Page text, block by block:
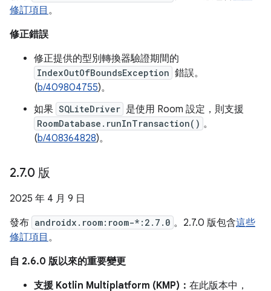
修訂項目 。
修正錯誤
修正提供的型別轉換器驗證期間的
IndexOutOfBoundsException 錯誤。
(b/409804755)。
如果 SQLiteDriver 是使用 Room 設定，則支援
RoomDatabase.runInTransaction() 。
(b/408364828)。
2.7.0 版
2025 年 4 月 9 日
發布 androidx.room:room-*:2.7.0 。2.7.0 版包含這些
修訂項目 。
自 2.6.0 版以來的重要變更
支援 Kotlin Multiplatform (KMP)： 在此版本中，